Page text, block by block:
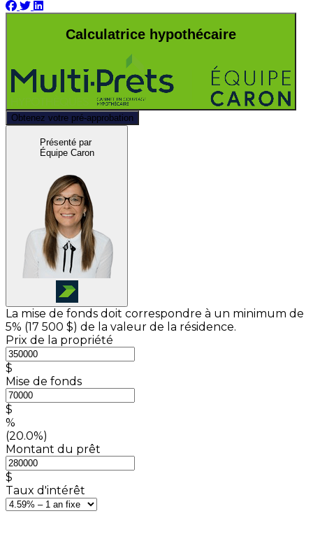
Calculatrice hypothécaire
Obtenez votre pré-approbation
Présenté par
Équipe Caron
La mise de fonds doit correspondre à un minimum de
5% (17 500 $) de la valeur de la résidence.
Prix de la propriété
$
Mise de fonds
$
%
(20.0%)
Montant du prêt
$
Taux d'intérêt